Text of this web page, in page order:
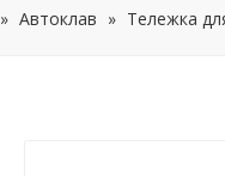
» Автоклав » Тележка